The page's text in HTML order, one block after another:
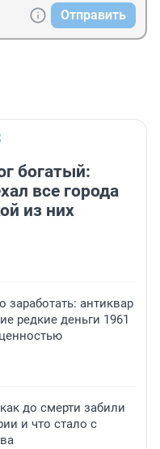
Отправить
богатый:
все города
из них
заработать: антиквар
редкие деньги 1961
до смерти забили
и что стало с